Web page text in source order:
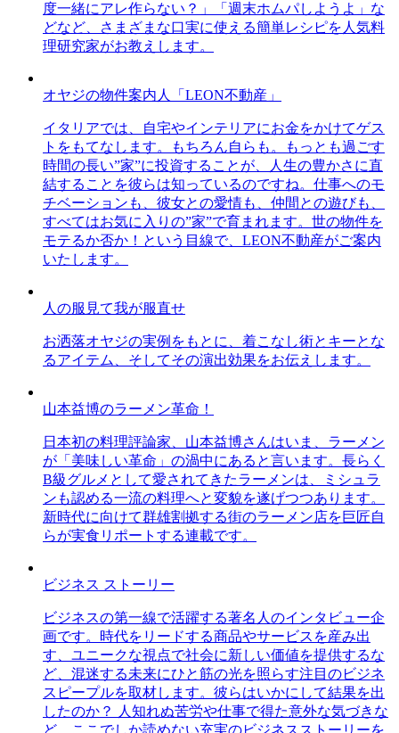
度一緒にアレ作らない？」「週末ホムパしようよ」な
どなど、さまざまな口実に使える簡単レシピを人気料
理研究家がお教えします。
オヤジの物件案内人「LEON不動産」
イタリアでは、自宅やインテリアにお金をかけてゲス
トをもてなします。もちろん自らも。もっとも過ごす
時間の長い”家”に投資することが、人生の豊かさに直
結することを彼らは知っているのですね。仕事へのモ
チベーションも、彼女との愛情も、仲間との遊びも、
すべてはお気に入りの”家”で育まれます。世の物件を
モテるか否か！という目線で、LEON不動産がご案内
いたします。
人の服見て我が服直せ
お洒落オヤジの実例をもとに、着こなし術とキーとな
るアイテム、そしてその演出効果をお伝えします。
山本益博のラーメン革命！
日本初の料理評論家、山本益博さんはいま、ラーメン
が「美味しい革命」の渦中にあると言います。長らく
B級グルメとして愛されてきたラーメンは、ミシュラ
ンも認める一流の料理へと変貌を遂げつつあります。
新時代に向けて群雄割拠する街のラーメン店を巨匠自
らが実食リポートする連載です。
ビジネス ストーリー
ビジネスの第一線で活躍する著名人のインタビュー企
画です。時代をリードする商品やサービスを産み出
す、ユニークな視点で社会に新しい価値を提供するな
ど、混迷する未来にひと筋の光を照らす注目のビジネ
スピープルを取材します。彼らはいかにして結果を出
したのか？ 人知れぬ苦労や仕事で得た意外な気づきな